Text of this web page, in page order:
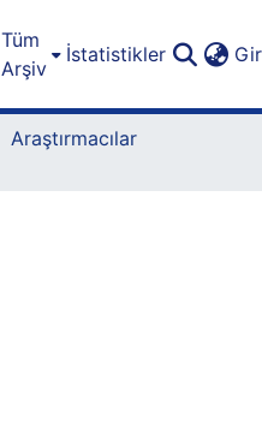
Tüm
Arşiv
İstatistikler
Araştırmacılar